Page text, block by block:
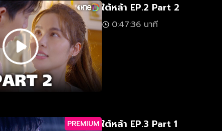
ใต้หล้า EP.2 Part 2
0:47:36 นาที
PREMIUM ใต้หล้า EP.3 Part 1